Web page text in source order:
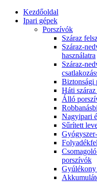
Kezdőoldal
Ipari gépek
Porszívók
Száraz
Száraz-
használatra
Száraz-
Biztonsági
Háti
Álló
Nagyipari
Sűrített
porszívók
Gyúlékony